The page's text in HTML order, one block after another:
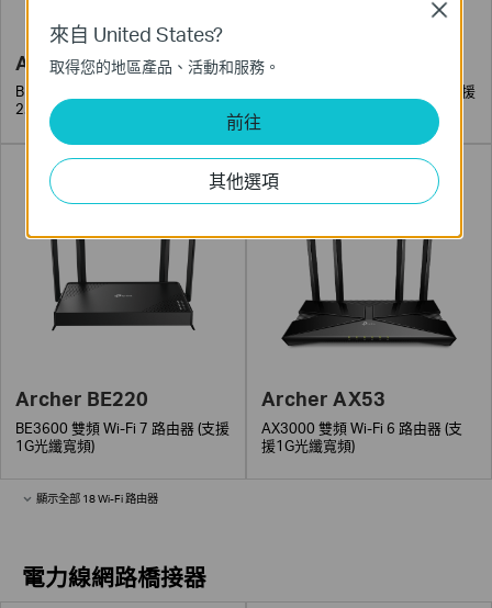
Archer BE550
BE9300 三頻 Wi-Fi 7 路由器 (支援
2.5G光纖寬頻)
Archer BE230
BE3600 雙頻 Wi-Fi 7 路由器 (支援
Archer BE220
BE3600 雙頻 Wi-Fi 7 路由器 (支援
1G光纖寬頻)
Archer AX53
AX3000 雙頻 Wi-Fi 6 路由器 (支
援1G光纖寬頻)
顯示全部 18 Wi-Fi 路由器
電力線網路橋接器
來自 United States?
取得您的地區產品、活動和服務。
前往
其他選項
Close